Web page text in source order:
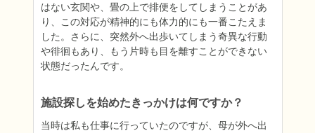
はない玄関や、畳の上で排便をしてしまうことがあ
り、この対応が精神的にも体力的にも一番こたえま
した。さらに、突然外へ出歩いてしまう奇異な行動
や徘徊もあり、もう片時も目を離すことができない
状態だったんです。
施設探しを始めたきっかけは何ですか？
当時は私も仕事に行っていたのですが、母が外へ出